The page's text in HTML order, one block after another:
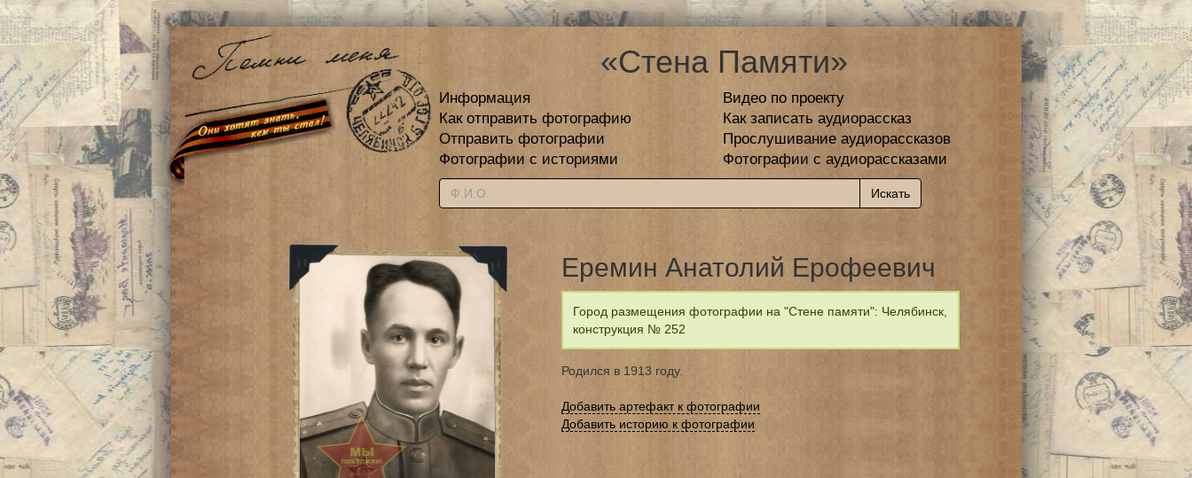
«Стена Памяти»
Информация
Видео по проекту
Как отправить фотографию
Как записать аудиорассказ
Отправить фотографии
Прослушивание аудиорассказов
Фотографии с историями
Фотографии с аудиорассказами
Еремин Анатолий Ерофеевич
Город размещения фотографии на "Стене памяти": Челябинск,
конструкция № 252
Родился в 1913 году.
Добавить артефакт к фотографии
Добавить историю к фотографии